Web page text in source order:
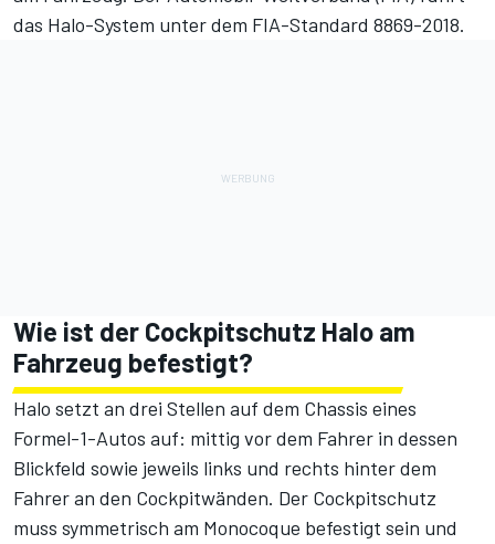
das Halo-System unter dem FIA-Standard 8869-2018.
Wie ist der Cockpitschutz Halo am
Fahrzeug befestigt?
Halo setzt an drei Stellen auf dem Chassis eines
Formel-1-Autos auf: mittig vor dem Fahrer in dessen
Blickfeld sowie jeweils links und rechts hinter dem
Fahrer an den Cockpitwänden. Der Cockpitschutz
muss symmetrisch am Monocoque befestigt sein und